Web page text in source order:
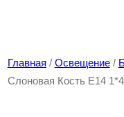
Главная / Освещение/
Слоновая Кость E14